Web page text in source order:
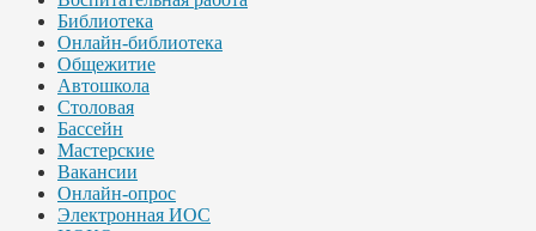
Библиотека
Онлайн-библиотека
Общежитие
Автошкола
Столовая
Бассейн
Мастерские
Вакансии
Онлайн-опрос
Электронная ИОС